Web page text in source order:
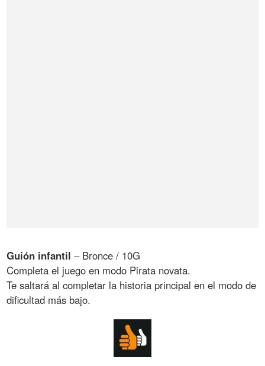
Guión infantil – Bronce / 10G
Completa el juego en modo Pirata novata.
Te saltará al completar la historia principal en el modo de
dificultad más bajo.